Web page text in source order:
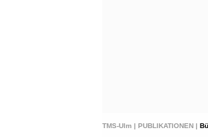
TMS-Ulm | PUBLIKATIONEN |